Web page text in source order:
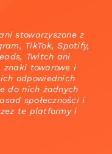
stowarzyszone z
TikTok, Spotify,
Twitch ani
znaki towarowe i
odpowiednich
do nich żadnych
społeczności i
te platformy i